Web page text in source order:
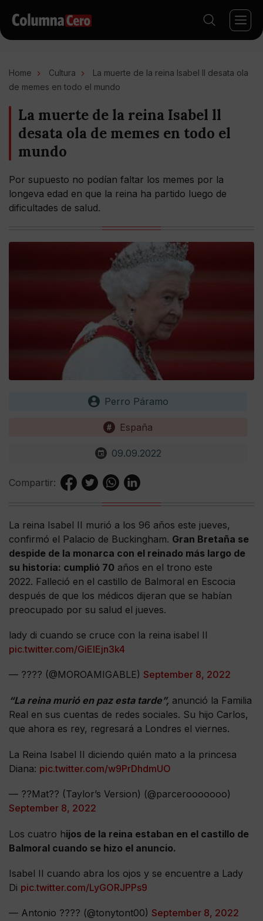
Home Cultura
La muerte de la reina Isabel ll desata ola
de memes en todo el mundo
La muerte de la reina Isabel ll
desata ola de memes en todo el
mundo
Por supuesto no podían faltar los memes por la
longeva edad en que la reina ha partido luego de
dificultades de salud.
Perro Páramo
España
09.09.2022
Compartir:
La reina Isabel II murió a los 96 años este jueves,
confirmó el Palacio de Buckingham. Gran Bretaña se
despide de la monarca con el reinado más largo de
su historia: cumplió 70 años en el trono este
2022. Falleció en el castillo de Balmoral en Escocia
después de que los médicos dijeran que se habían
preocupado por su salud el jueves.
lady di cuando se cruce con la reina isabel II
pic.twitter.com/GiEIEjn3k4
— ???? (@MOROAMIGABLE) September 8, 2022
“La reina murió en paz esta tarde”, anunció la Familia
Real en sus cuentas de redes sociales. Su hijo Carlos,
que ahora es rey, regresará a Londres el viernes.
La Reina Isabel II diciendo quién mato a la princesa
Diana: pic.twitter.com/w9PrDhdmUO
— ??Mat?? (Taylor’s Version) (@parcerooooooo)
September 8, 2022
Los cuatro hijos de la reina estaban en el castillo de
Balmoral cuando se hizo el anuncio.
Isabel II cuando abra los ojos y se encuentre a Lady
Di pic.twitter.com/LyGORJPPs9
— Antonio ??‍?? (@tonytont00) September 8, 2022